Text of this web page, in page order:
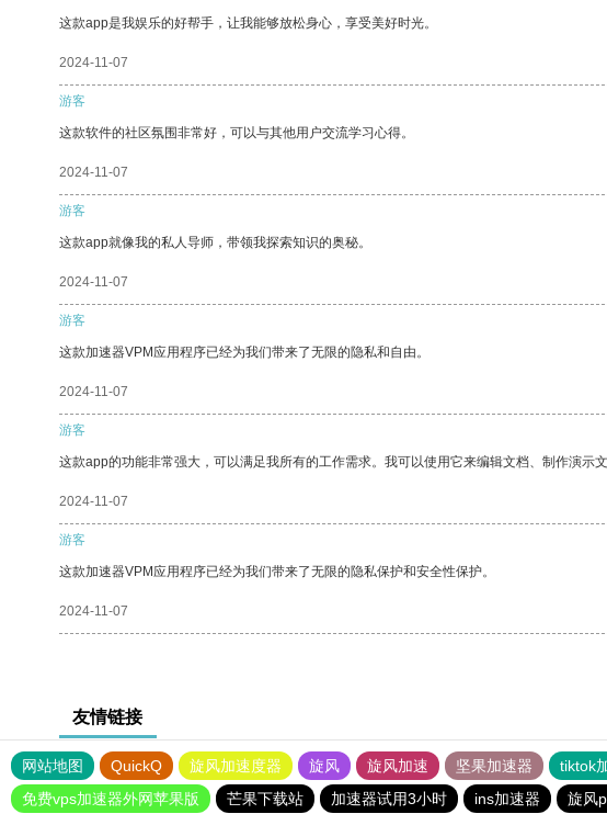
这款app是我娱乐的好帮手，让我能够放松身心，享受美好时光。
2024-11-07
游客
这款软件的社区氛围非常好，可以与其他用户交流学习心得。
2024-11-07
游客
这款app就像我的私人导师，带领我探索知识的奥秘。
2024-11-07
游客
这款加速器VPM应用程序已经为我们带来了无限的隐私和自由。
2024-11-07
游客
这款app的功能非常强大，可以满足我所有的工作需求。我可以使用它来编辑文档、制作演示文
2024-11-07
游客
这款加速器VPM应用程序已经为我们带来了无限的隐私保护和安全性保护。
2024-11-07
友情链接
网站地图 QuickQ 旋风加速度器 旋风 旋风加速 坚果加速器 tiktok
免费vps加速器外网苹果版
芒果下载站 加速器试用3小时 ins加速器 旋风